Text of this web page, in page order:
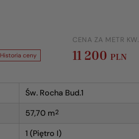
Historia ceny
CENA ZA METR KW.
11 200 PLN
Św. Rocha Bud.1
57,70 m2
1 (Piętro I)